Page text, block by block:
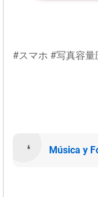
#スマホ #写真容量
Música y